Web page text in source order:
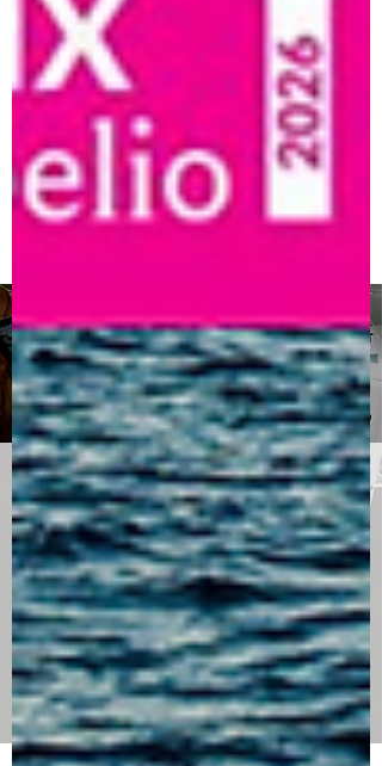
Service "presse"
Editeurs, auteurs, si vous souhaitez nous
envoyer vos livres ou documents pour une
critique sur ce blog, vous pouvez
prendrecontact avec nous via le
formulaire ci-dessus. Nous ne prenons pas
les livres auto-édités. Merci à vous